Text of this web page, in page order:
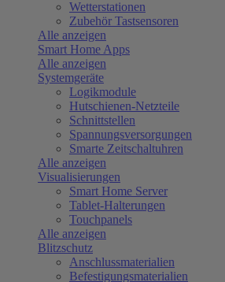
Wetterstationen
Zubehör Tastsensoren
Alle anzeigen
Smart Home Apps
Alle anzeigen
Systemgeräte
Logikmodule
Hutschienen-Netzteile
Schnittstellen
Spannungsversorgungen
Smarte Zeitschaltuhren
Alle anzeigen
Visualisierungen
Smart Home Server
Tablet-Halterungen
Touchpanels
Alle anzeigen
Blitzschutz
Anschlussmaterialien
Befestigungsmaterialien